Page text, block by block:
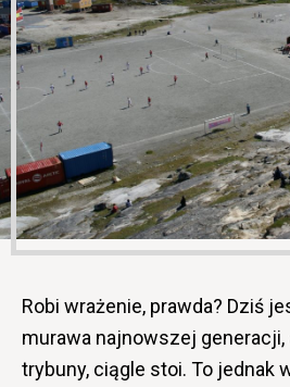
Robi wrażenie, prawda? Dziś
murawa najnowszej generacji,
trybuny, ciągle stoi. To jednak